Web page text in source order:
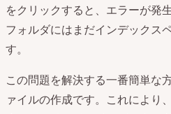
をクリックすると、エラーが発
フォルダにはまだインデックス
す。
この問題を解決する一番簡単な方
ァイルの作成です。これにより